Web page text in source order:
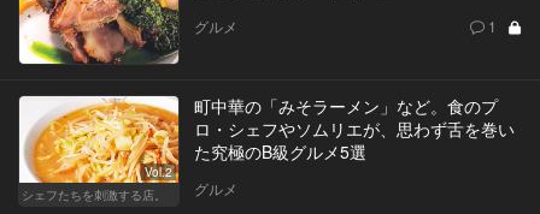
グルメ 1
Vol.2
シェフたちを刺激する店。
町中華の「みそラーメン」など。食のプ
ロ・シェフやソムリエが、思わず舌を巻い
た究極のB級グルメ5選
グルメ